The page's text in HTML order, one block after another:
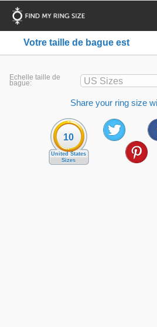
Votre taille de bague est
Echelle taille de
bague: US Sizes
Share your ring size
10
United States
Sizes